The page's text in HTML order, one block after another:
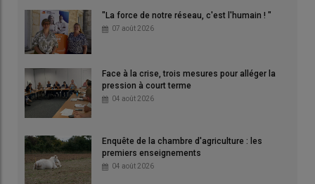
"La force de notre réseau, c'est l'humain ! "
07 août 2026
Face à la crise, trois mesures pour alléger la
pression à court terme
04 août 2026
Enquête de la chambre d'agriculture : les
premiers enseignements
04 août 2026